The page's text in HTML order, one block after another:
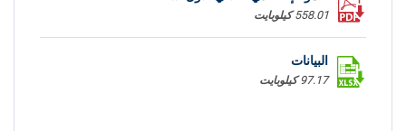
558.01 كيلوبايت
البيانات
97.17 كيلوبايت